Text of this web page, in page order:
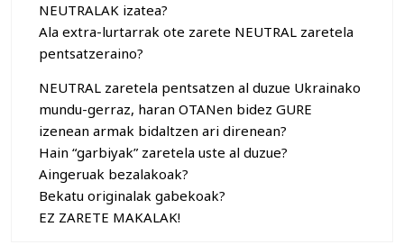
NEUTRALAK izatea?
Ala extra-lurtarrak ote zarete NEUTRAL zaretela
pentsatzeraino?
NEUTRAL zaretela pentsatzen al duzue Ukrainako
mundu-gerraz, haran OTANen bidez GURE
izenean armak bidaltzen ari direnean?
Hain “garbiyak” zaretela uste al duzue?
Aingeruak bezalakoak?
Bekatu originalak gabekoak?
EZ ZARETE MAKALAK!